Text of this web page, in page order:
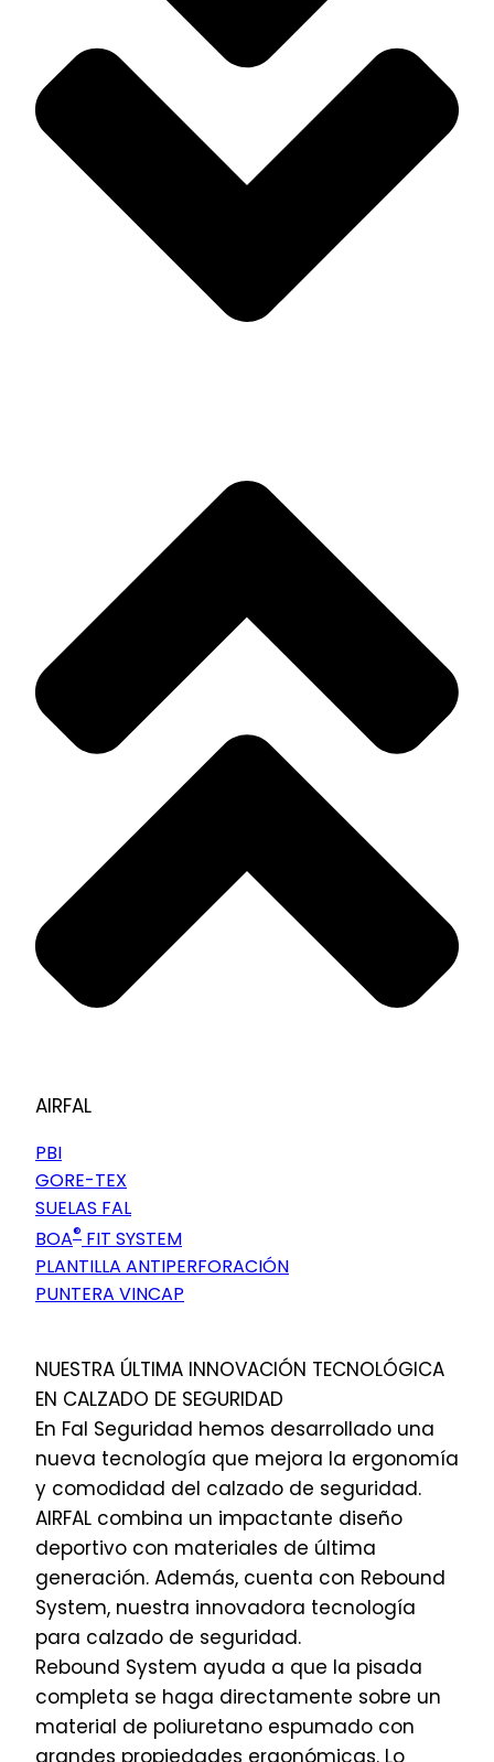
AIRFAL
PBI
GORE-TEX
SUELAS FAL
BOA® FIT SYSTEM
PLANTILLA ANTIPERFORACIÓN
PUNTERA VINCAP
NUESTRA ÚLTIMA INNOVACIÓN TECNOLÓGICA
EN CALZADO DE SEGURIDAD
En Fal Seguridad hemos desarrollado una
nueva tecnología que mejora la ergonomía
y comodidad del calzado de seguridad.
AIRFAL combina un impactante diseño
deportivo con materiales de última
generación. Además, cuenta con Rebound
System, nuestra innovadora tecnología
para calzado de seguridad.
Rebound System ayuda a que la pisada
completa se haga directamente sobre un
material de poliuretano espumado con